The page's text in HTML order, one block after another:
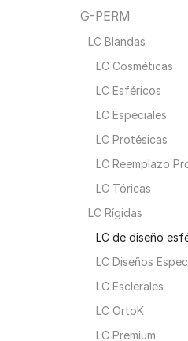
G-PERM
LC Blandas
LC Cosméticas
LC Esféricos
LC Especiales
LC Protésicas
LC Reemplazo
LC Tóricas
LC Rígidas
LC de diseño
LC Diseños
LC Esclerales
LC OrtoK
LC Premium